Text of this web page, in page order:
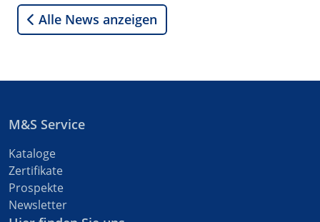
Alle News anzeigen
M&S Service
Kataloge
Zertifikate
Prospekte
Newsletter